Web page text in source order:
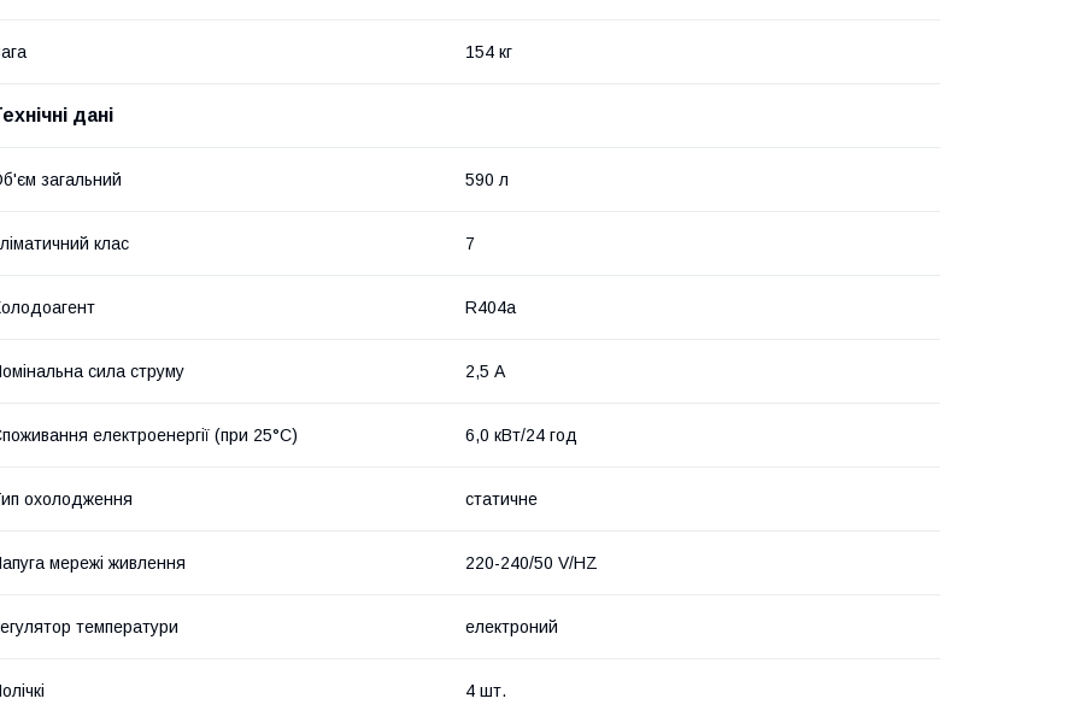
154 кг
дані
загальний 590 л
клас 7
R404a
сила струму 2,5 А
електроенергії (при 25°C) 6,0 кВт/24 год
охолодження статичне
мережі живлення 220-240/50 V/HZ
температури електроний
4 шт.